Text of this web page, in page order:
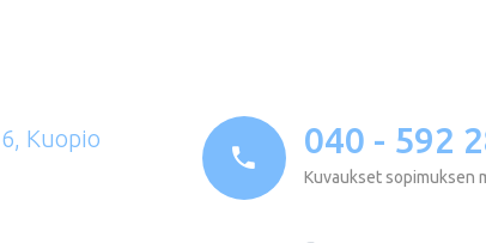
Kuopio 040 - 592
Kuvaukset sopimuksen